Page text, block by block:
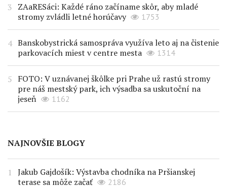
ZAaRESáci: Každé ráno začíname skôr, aby mladé
stromy zvládli letné horúčavy
1753
Banskobystrická samospráva využíva leto aj na čistenie
parkovacích miest v centre mesta
1314
FOTO: V uznávanej škôlke pri Prahe už rastú stromy
pre náš mestský park, ich výsadba sa uskutoční na
jeseň
1162
NAJNOVŠIE BLOGY
Jakub Gajdošík: Výstavba chodníka na Pršianskej
terase sa môže začať
2186